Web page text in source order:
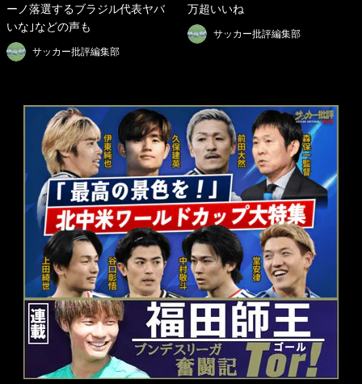
ーノ落選するブラジル代表ヤバ
いな｣などの声も
サッカー批評編集部
万超いいね
サッカー批評編集部